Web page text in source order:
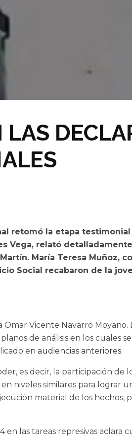
retomó la etapa
Vega, relató
María Teresa Muñoz,
Social recabaron de la
Vicente Navarro Moyano.
de análisis en los cuales
en audiencias anteriores.
es decir, la participación de
niveles similares para lograr
material de los hechos,
las tareas represivas aclara